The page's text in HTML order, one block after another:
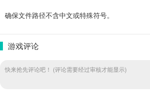
确保文件路径不含中文或特殊符号。
游戏评论
快来抢先评论吧！ (评论需要经过审核才能显示)